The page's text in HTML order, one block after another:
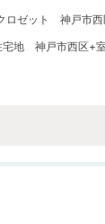
ロゼット 神戸市
宅地 神戸市西区+